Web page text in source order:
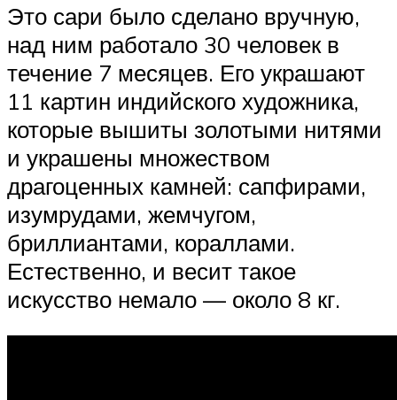
Это сари было сделано вручную,
над ним работало 30 человек в
течение 7 месяцев. Его украшают
11 картин индийского художника,
которые вышиты золотыми нитями
и украшены множеством
драгоценных камней: сапфирами,
изумрудами, жемчугом,
бриллиантами, кораллами.
Естественно, и весит такое
искусство немало — около 8 кг.